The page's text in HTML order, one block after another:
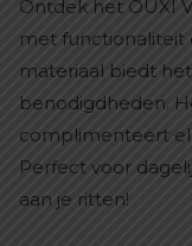
Ontdek het OUXI
met functionaliteit
materiaal biedt
benodigdheden.
complimenteert
Perfect voor
aan je ritten!